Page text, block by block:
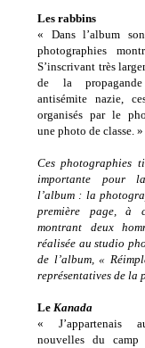
Les rabbins
« Dans l’album
photographies
S’inscrivant très
de la propagande
antisémite nazie,
organisés par le
une photo de classe. »
Ces photographies
importante pour
l’album : la
première page, à
montrant deux
réalisée au studio
de l’album, «
représentatives de la
Le Kanada
« J’appartenais
nouvelles du camp